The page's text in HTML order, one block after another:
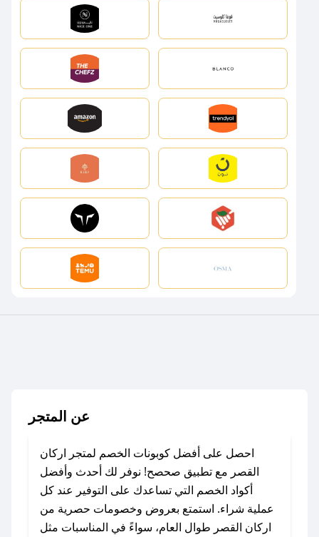
عن المتجر
احصل على أفضل كوبونات الخصم لمتجر اركان
القصر مع تطبيق صحصح! نوفر لك أحدث وأفضل
أكواد الخصم التي تساعدك على التوفير عند كل
عملية شراء. استمتع بعروض وخصومات حصرية من
اركان القصر طوال العام، سواءً في المناسبات مثل